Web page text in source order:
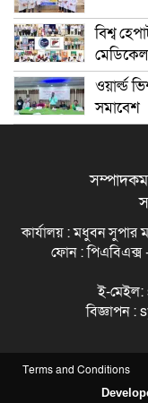
বিশ্ব
মেডিকেল
ওয়ার্ল্ড
সমাবেশ
কার্যালয় : মধুবন সুপার
ফোন :
ই-
বিজ্ঞাপন
Terms and Conditions